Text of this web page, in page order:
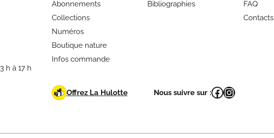
h à 17 h
Abonnements
Collections
Numéros
Boutique nature
Infos commande
Bibliographies
FAQ
Contacts
Offrez La Hulotte Nous suivre sur :Facebook
Instagram